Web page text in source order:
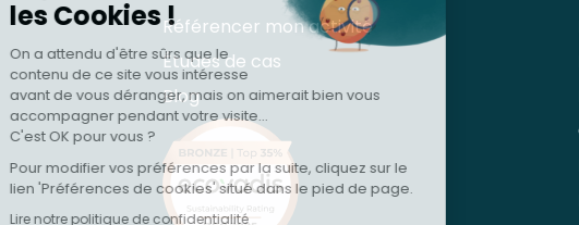
Référencer mon activité
Études de cas
Blog